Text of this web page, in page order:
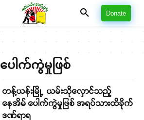
Donate
ပေါက်ကွဲမှုဖြစ်
တန့်ယန်းမြို့ ယမ်းသိုလှောင်သည့်
နေအိမ် ပေါက်ကွဲမှုဖြစ် အရပ်သားထိခိုက်
ဒဏ်ရာရ